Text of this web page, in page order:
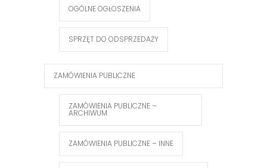
OGÓLNE OGŁOSZENIA
SPRZĘT DO ODSPRZEDAŻY
ZAMÓWIENIA PUBLICZNE
ZAMÓWIENIA PUBLICZNE –
ARCHIWUM
ZAMÓWIENIA PUBLICZNE – INNE